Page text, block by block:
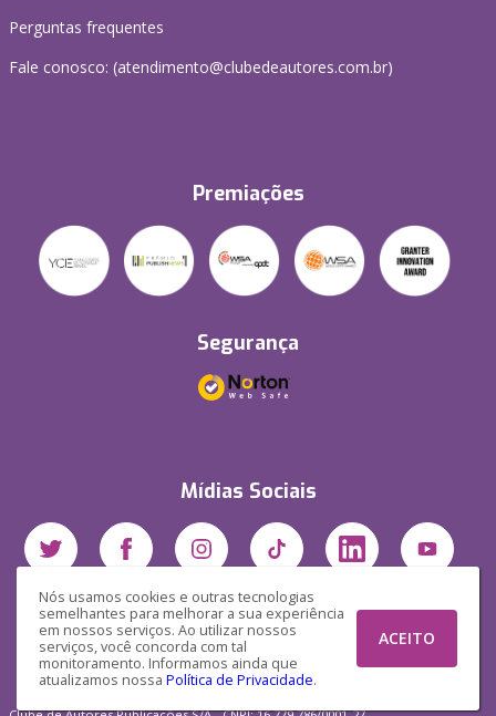
Nós usamos cookies e outras tecnologias
semelhantes para melhorar a sua experiência
em nossos serviços. Ao utilizar nossos
serviços, você concorda com tal
monitoramento. Informamos ainda que
atualizamos nossa Política de Privacidade.
ACEITO
Perguntas frequentes
Fale conosco: (atendimento@clubedeautores.com.br)
Premiações
Segurança
Mídias Sociais